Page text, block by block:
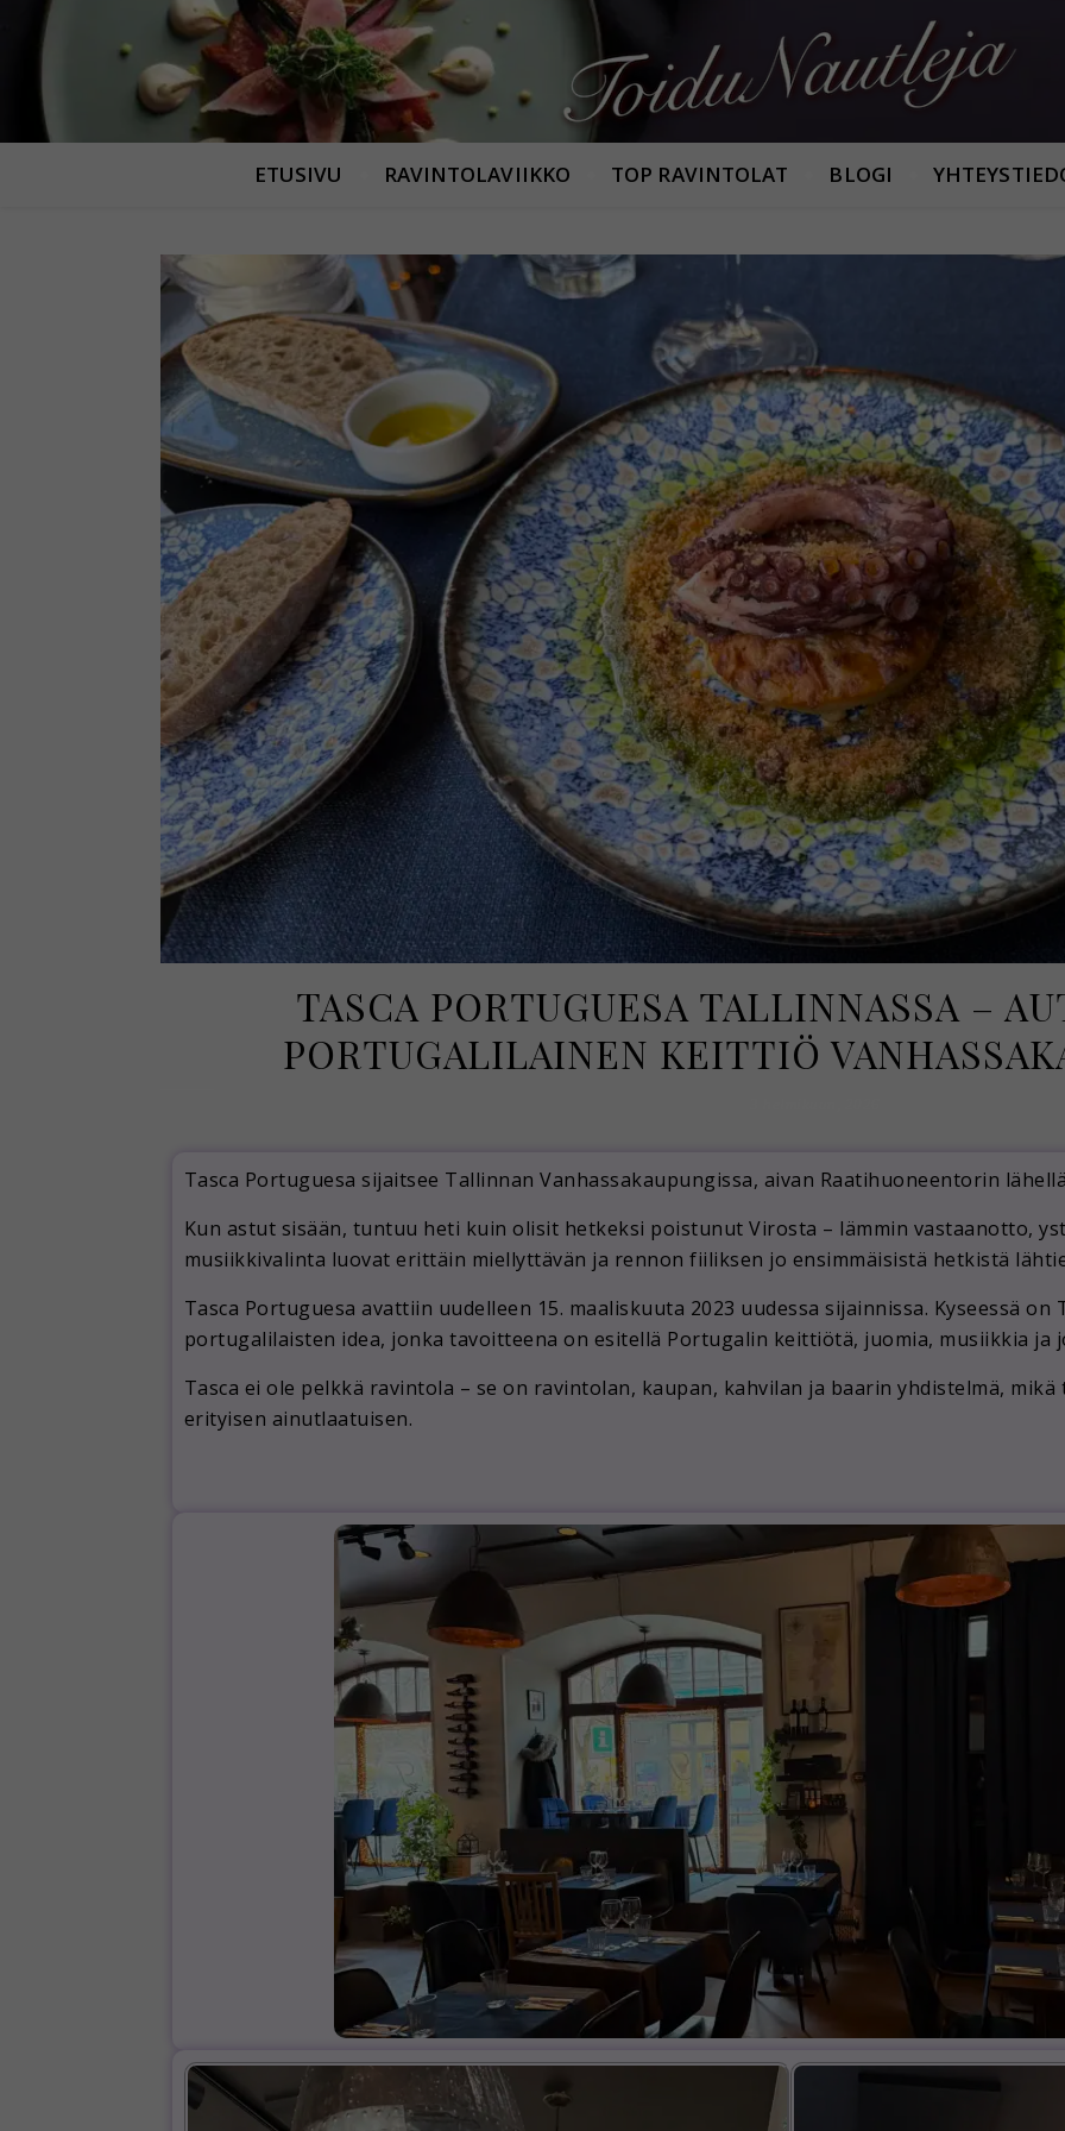
ETUSIVU RAVINTOLAVIIKKO TOP RAVINTOLAT BLOGI
TASCA PORTUGUESA TALLINNASSA –
PORTUGALILAINEN KEITTIÖ
Tasca Portuguesa sijaitsee Tallinnan Vanhassakaupungissa, aivan Raatihuoneentorin
Kun astut sisään, tuntuu heti kuin olisit hetkeksi poistunut Virosta – lämmin vastaanotto,
musiikkivalinta luovat erittäin miellyttävän ja rennon fiiliksen jo ensimmäisistä hetkistä
Tasca Portuguesa avattiin uudelleen 15. maaliskuuta 2023 uudessa sijainnissa. Kyseessä
portugalilaisten idea, jonka tavoitteena on esitellä Portugalin keittiötä, juomia, musiikkia ja
Tasca ei ole pelkkä ravintola – se on ravintolan, kaupan, kahvilan ja baarin yhdistelmä, mikä
erityisen ainutlaatuisen.